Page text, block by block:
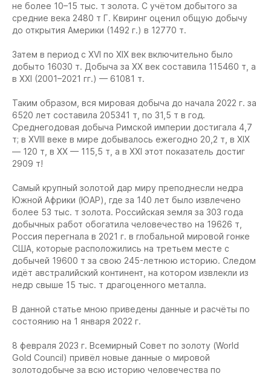
не более 10–15 тыс. т золота. С учётом добытого за
средние века 2480 т Г. Квиринг оценил общую добычу
до открытия Америки (1492 г.) в 12770 т.
Затем в период с XVI по XIX век включительно было
добыто 16030 т. Добыча за XX век составила 115460 т, а
в XXI (2001–2021 гг.) — 61081 т.
Таким образом, вся мировая добыча до начала 2022 г. за
6520 лет составила 205341 т, по 31,5 т в год.
Среднегодовая добыча Римской империи достигала 4,7
т; в XVIII веке в мире добывалось ежегодно 20,2 т, в XIX
— 120 т, в XX — 115,5 т, а в XXI этот показатель достиг
2909 т!
Самый крупный золотой дар миру преподнесли недра
Южной Африки (ЮАР), где за 140 лет было извлечено
более 53 тыс. т золота. Российская земля за 303 года
добычных работ обогатила человечество на 19626 т,
Россия перегнала в 2021 г. в глобальной мировой гонке
США, которые расположились на третьем месте с
добычей 19600 т за свою 245-летнюю историю. Следом
идёт австралийский континент, на котором извлекли из
недр свыше 15 тыс. т драгоценного металла.
В данной статье мною приведены данные и расчёты по
состоянию на 1 января 2022 г.
8 февраля 2023 г. Всемирный Совет по золоту (World
Gold Council) привёл новые данные о мировой
золотодобыче за всю историю человечества по